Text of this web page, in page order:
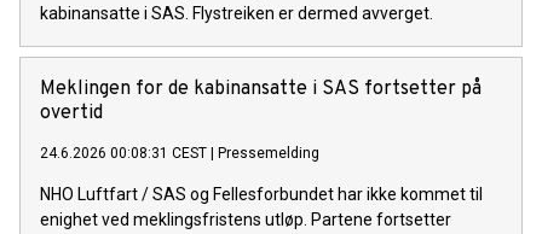
kabinansatte i SAS. Flystreiken er dermed avverget.
Meklingen for de kabinansatte i SAS fortsetter på
overtid
24.6.2026 00:08:31 CEST Pressemelding
NHO Luftfart / SAS og Fellesforbundet har ikke kommet til
enighet ved meklingsfristens utløp. Partene fortsetter